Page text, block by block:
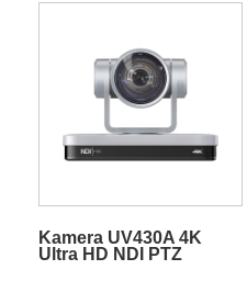
Kamera UV430A 4K
Ultra HD NDI PTZ